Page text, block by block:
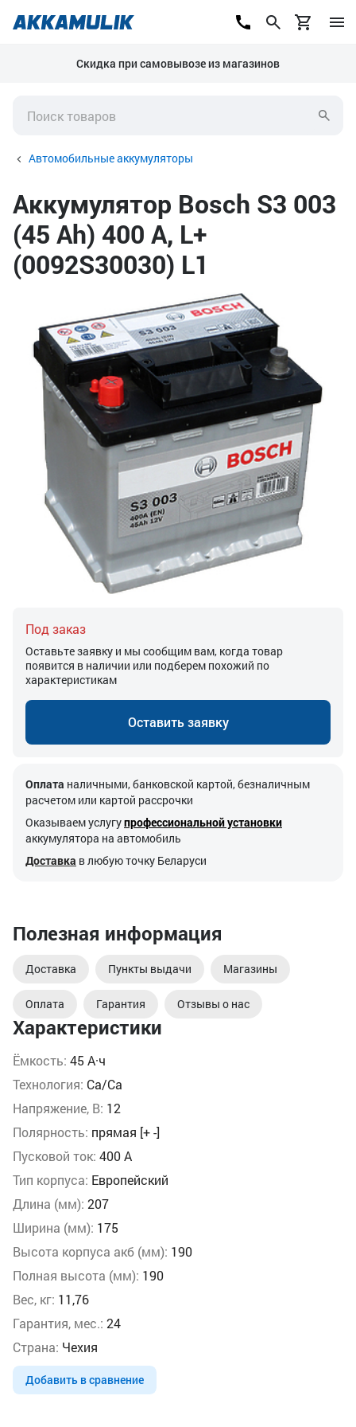
Скидка при самовывозе из магазинов
Автомобильные аккумуляторы
Аккумулятор Bosch S3 003
(45 Ah) 400 А, L+
(0092S30030) L1
Характеристики
Ёмкость: 45 А·ч
Технология: Ca/Ca
Напряжение, В: 12
Полярность: прямая [+ -]
Пусковой ток: 400 А
Тип корпуса: Европейский
Длина (мм): 207
Ширина (мм): 175
Высота корпуса акб (мм): 190
Полная высота (мм): 190
Вес, кг: 11,76
Гарантия, мес.: 24
Страна: Чехия
Добавить в сравнение
Под заказ
Оставьте заявку и мы сообщим вам, когда товар
появится в наличии или подберем похожий по
характеристикам
Оставить заявку
Оплата наличными, банковской картой, безналичным
расчетом или картой рассрочки
Оказываем услугупрофессиональной установки
аккумулятора на автомобиль
Доставка в любую точку Беларуси
Полезная информация
Доставка Пункты выдачи Магазины
Оплата Гарантия Отзывы о нас